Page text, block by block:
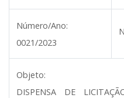
Número/Ano:
0021/2023
Objeto:
DISPENSA DE